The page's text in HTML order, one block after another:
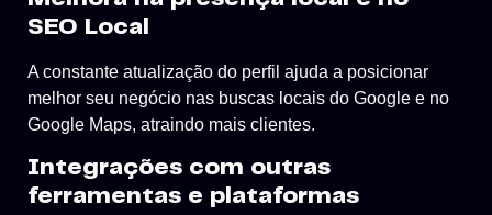
SEO Local
A constante atualização do perfil ajuda a posicionar
melhor seu negócio nas buscas locais do Google e no
Google Maps, atraindo mais clientes.
Integrações com outras
ferramentas e plataformas